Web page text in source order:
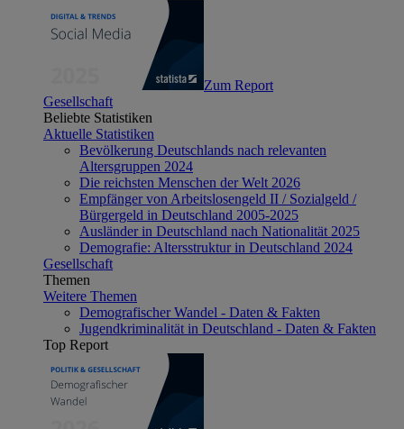
Zum Report
Gesellschaft
Beliebte Statistiken
Aktuelle Statistiken
Bevölkerung Deutschlands nach relevanten
Altersgruppen 2024
Die reichsten Menschen der Welt 2026
Empfänger von Arbeitslosengeld II / Sozialgeld /
Bürgergeld in Deutschland 2005-2025
Ausländer in Deutschland nach Nationalität 2025
Demografie: Altersstruktur in Deutschland 2024
Gesellschaft
Themen
Weitere Themen
Demografischer Wandel - Daten & Fakten
Jugendkriminalität in Deutschland - Daten & Fakten
Top Report